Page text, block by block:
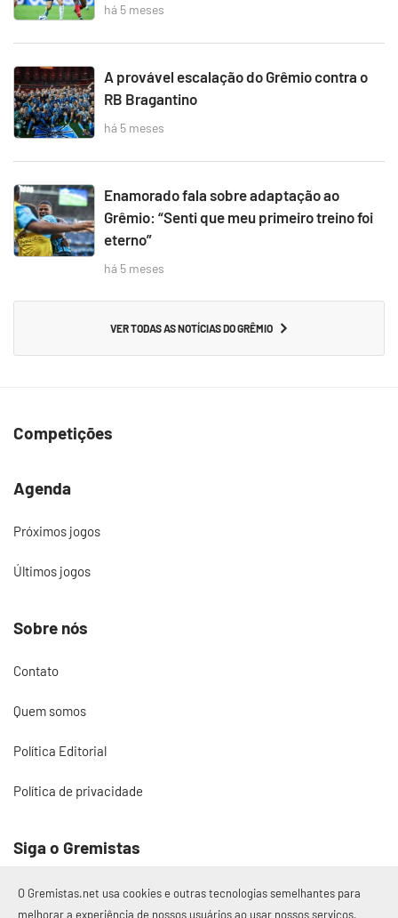
há 5 meses
A provável escalação do Grêmio contra o
RB Bragantino
há 5 meses
Enamorado fala sobre adaptação ao
Grêmio: “Senti que meu primeiro treino foi
eterno”
há 5 meses
VER TODAS AS NOTÍCIAS DO GRÊMIO
Competições
Agenda
Próximos jogos
Últimos jogos
Sobre nós
Contato
Quem somos
Política Editorial
Política de privacidade
Siga o Gremistas
O Gremistas.net usa cookies e outras tecnologias semelhantes para
melhorar a experiência de nossos usuários ao usar nossos serviços,